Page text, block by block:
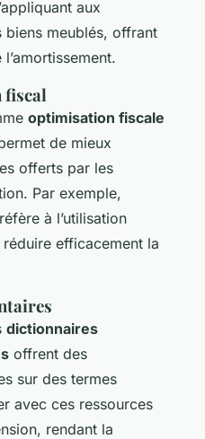
aux
biens meublés, offrant
fiscal
optimisation fiscale
de mieux
offerts par les
Par exemple,
à l’utilisation
efficacement la
dictionnaires
offrent des
sur des termes
avec ces ressources
rendant la